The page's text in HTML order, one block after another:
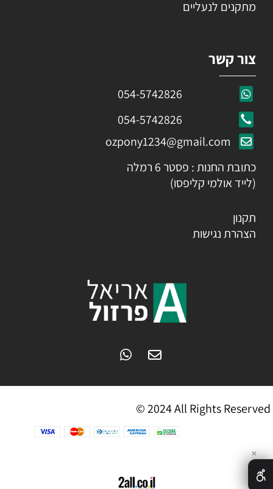
מתקנים לנעליים
צור קשר
054-5742826
054-5742826
ozpony1234@gmail.com
כתובת החנות : פסטר 6 רמלה
(לייד אולמי קליפסו)
תקנון
הצהרת נגישות
© 2024 All Rights Reserved
✕